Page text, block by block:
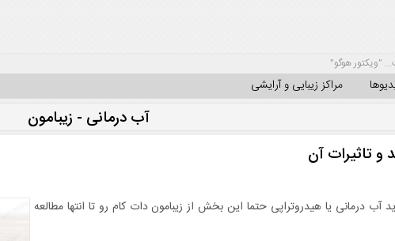
"ویکتور هوگو"
مراکز زیبایی و آرایشی
آب درمانی - زیبامون
تاثیرات آن
آب درمانی یا هیدروتراپی حتما این بخش از زیبامون دات کام رو تا انتها مطالعه